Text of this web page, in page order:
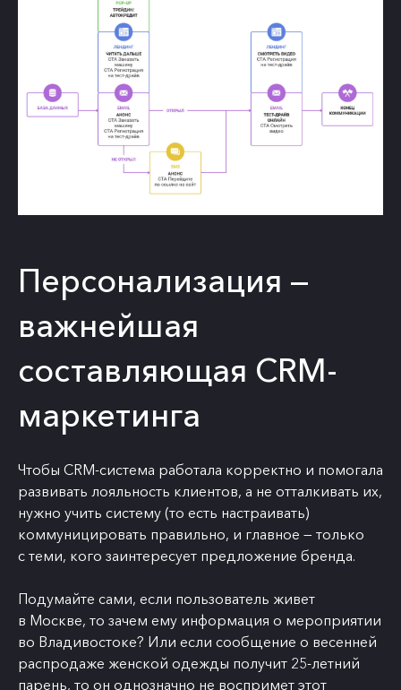
Персонализация —
важнейшая
составляющая CRM-
маркетинга
Чтобы CRM-система работала корректно и помогала
развивать лояльность клиентов, а не отталкивать их,
нужно учить систему (то есть настраивать)
коммуницировать правильно, и главное — только
с теми, кого заинтересует предложение бренда.
Подумайте сами, если пользователь живет
в Москве, то зачем ему информация о мероприятии
во Владивостоке? Или если сообщение о весенней
распродаже женской одежды получит 25-летний
парень, то он однозначно не воспримет этот